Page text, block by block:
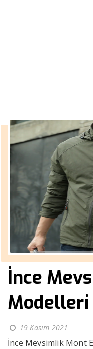
İnce
Modelleri
19 Kasım 2021
İnce Mevsimlik Mont